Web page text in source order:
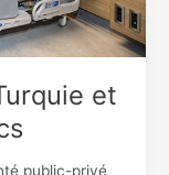
et
public-privé